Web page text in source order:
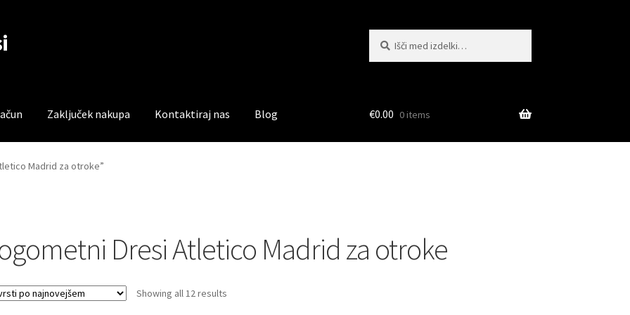
Zaključek nakupa Kontaktiraj nas Blog
Trgovina Zaključek nakupa
€0.00 0 items
Madrid za otroke”
Dresi Atletico Madrid za otroke
Showing all 12 resultsSorted